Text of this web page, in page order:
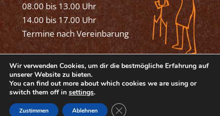
08.00 bis 13.00 Uhr
14.00 bis 17.00 Uhr
Termine nach Vereinbarung
© 2025 Bildhauer Mathias Nikolaus, Bad
Dürkheim
Wir verwenden Cookies, um dir die bestmögliche Erfahrung auf
unserer Website zu bieten.
You can find out more about which cookies we are using or
switch them off in settings.
Zustimmen Ablehnen GDPR Cookie-Banner schließen